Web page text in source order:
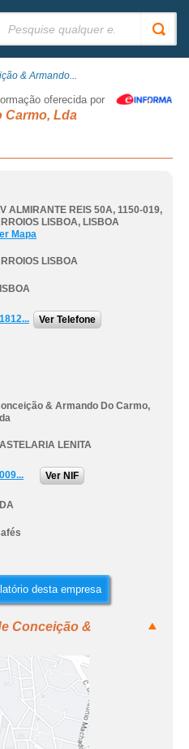
& Armando...
oferecida por
Carmo, Lda
ALMIRANTE REIS 50A, 1150-019,
LISBOA, LISBOA
Mapa
LISBOA
Ver Telefone
& Armando Do Carmo,
LENITA
Ver NIF
desta empresa
Conceição &